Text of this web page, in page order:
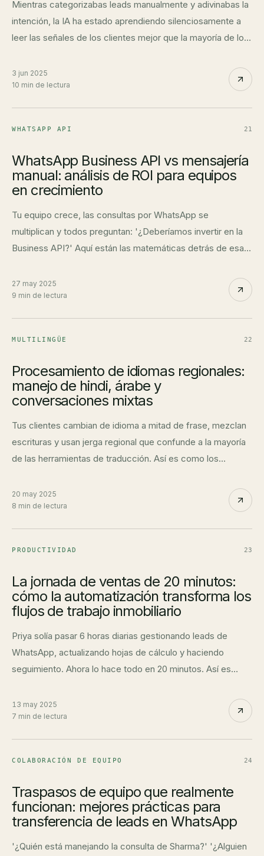
Mientras categorizabas leads manualmente y adivinabas la
intención, la IA ha estado aprendiendo silenciosamente a
leer las señales de los clientes mejor que la mayoría de los
3 jun 2025
10 min de lectura
WHATSAPP API 21
WhatsApp Business API vs mensajería
manual: análisis de ROI para equipos
en crecimiento
Tu equipo crece, las consultas por WhatsApp se
multiplican y todos preguntan: '¿Deberíamos invertir en la
Business API?' Aquí están las matemáticas detrás de esa
27 may 2025
9 min de lectura
MULTILINGÜE 22
Procesamiento de idiomas regionales:
manejo de hindi, árabe y
conversaciones mixtas
Tus clientes cambian de idioma a mitad de frase, mezclan
escrituras y usan jerga regional que confunde a la mayoría
de las herramientas de traducción. Así es como los
multilingües.
20 may 2025
8 min de lectura
PRODUCTIVIDAD 23
La jornada de ventas de 20 minutos:
cómo la automatización transforma los
flujos de trabajo inmobiliario
Priya solía pasar 6 horas diarias gestionando leads de
WhatsApp, actualizando hojas de cálculo y haciendo
seguimiento. Ahora lo hace todo en 20 minutos. Así es
13 may 2025
7 min de lectura
COLABORACIÓN DE EQUIPO 24
Traspasos de equipo que realmente
funcionan: mejores prácticas para
transferencia de leads en WhatsApp
'¿Quién está manejando la consulta de Sharma?' '¿Alguien